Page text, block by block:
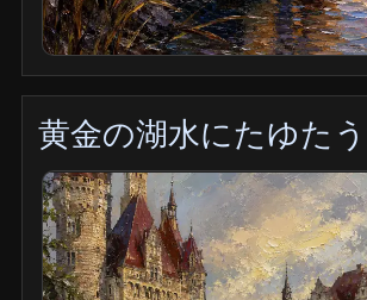
黄金の湖水にたゆた